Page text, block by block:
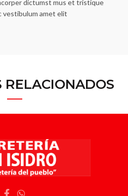
dictumst mus et tristique
vestibulum amet elit
RELACIONADOS